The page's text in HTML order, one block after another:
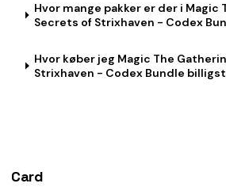
Hvor mange pakker er der i Magic
Secrets of Strixhaven - Codex
Hvor køber jeg Magic The
Strixhaven - Codex Bundle
Card